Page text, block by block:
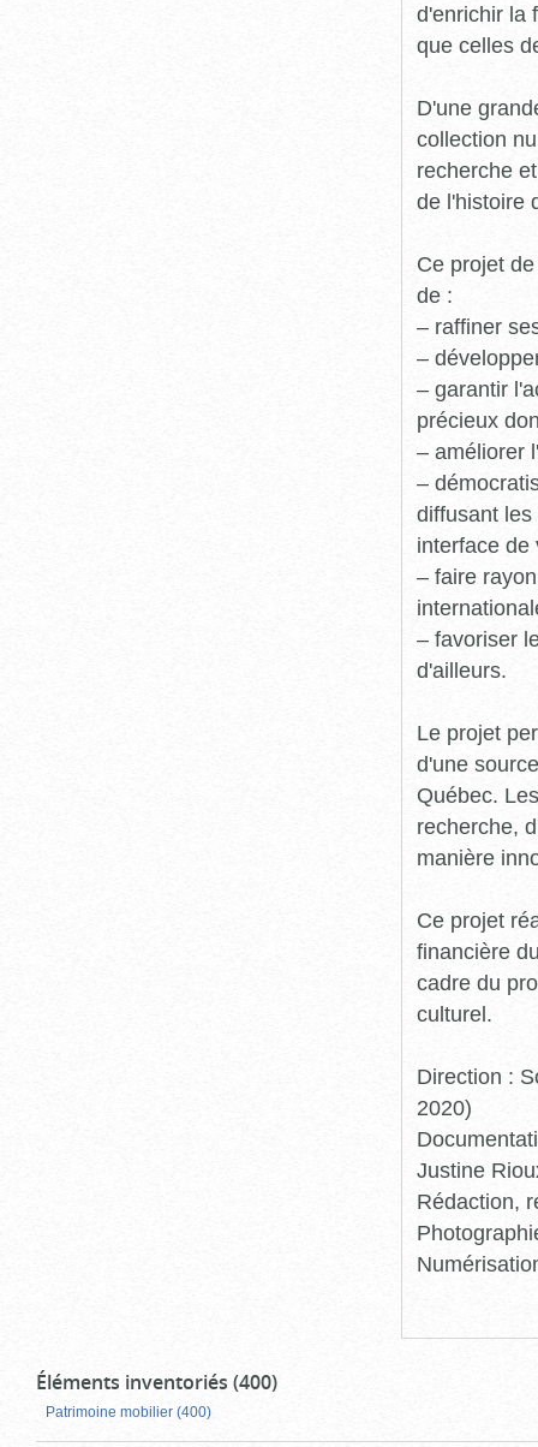
d'enrichir la
que celles
D'une
collection
recherche
de l'histoire
Ce projet
de :
– raffiner
–
– garantir
précieux
– améliorer
–
diffusant
interface de
– faire
– favoriser
d'ailleurs.
Le projet
d'une
Québec.
recherche,
manière
Ce projet
financière
cadre du
culturel.
Direction :
2020)
Justine
Rédaction,
Éléments inventoriés (400)
Patrimoine mobilier (400)